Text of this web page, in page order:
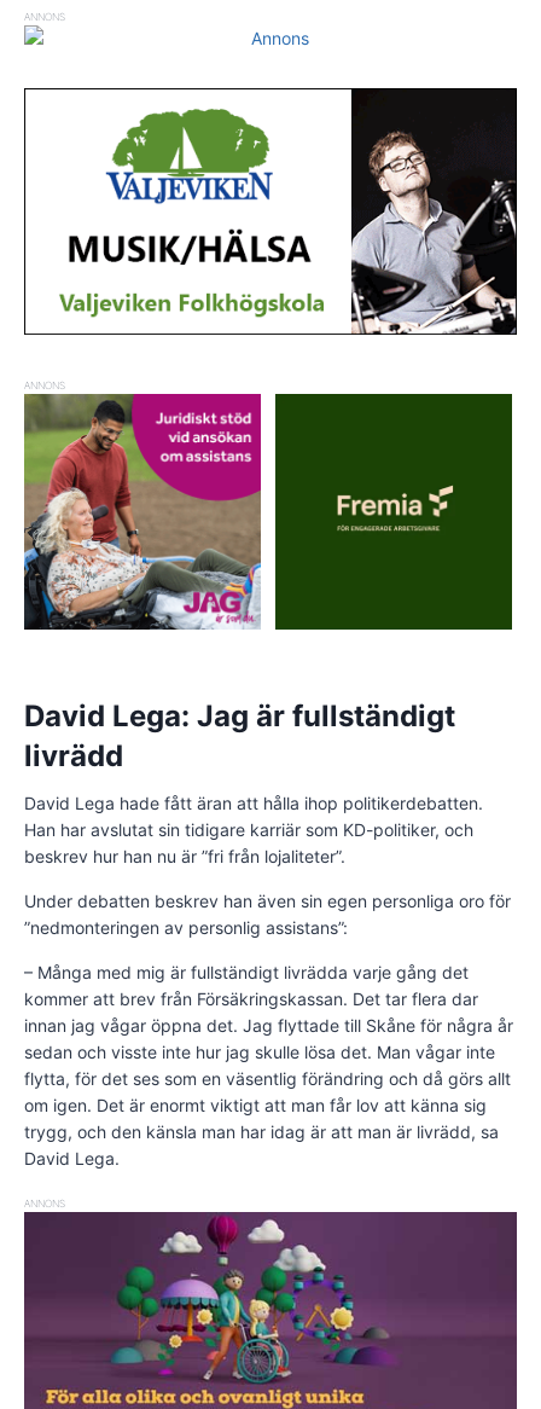
ANNONS
ANNONS
David Lega: Jag är fullständigt
livrädd
David Lega hade fått äran att hålla ihop politikerdebatten.
Han har avslutat sin tidigare karriär som KD-politiker, och
beskrev hur han nu är ”fri från lojaliteter”.
Under debatten beskrev han även sin egen personliga oro för
”nedmonteringen av personlig assistans”:
– Många med mig är fullständigt livrädda varje gång det
kommer att brev från Försäkringskassan. Det tar flera dar
innan jag vågar öppna det. Jag flyttade till Skåne för några år
sedan och visste inte hur jag skulle lösa det. Man vågar inte
flytta, för det ses som en väsentlig förändring och då görs allt
om igen. Det är enormt viktigt att man får lov att känna sig
trygg, och den känsla man har idag är att man är livrädd, sa
David Lega.
ANNONS